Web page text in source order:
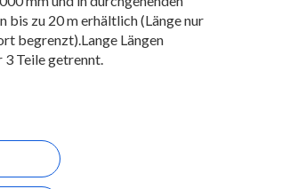
bis zu 20 m erhältlich (Länge nur
begrenzt).Lange Längen
3 Teile getrennt.